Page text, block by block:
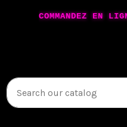
COMMANDEZ EN